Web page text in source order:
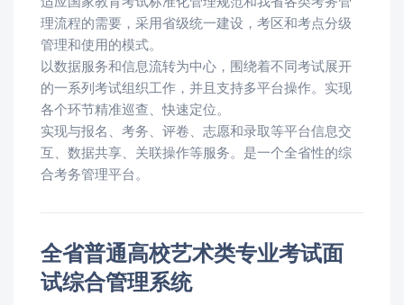
理流程的需要，采用省级统一建设，考区和考点分级
管理和使用的模式。
以数据服务和信息流转为中心，围绕着不同考试展开
的一系列考试组织工作，并且支持多平台操作。实现
各个环节精准巡查、快速定位。
实现与报名、考务、评卷、志愿和录取等平台信息交
互、数据共享、关联操作等服务。是一个全省性的综
合考务管理平台。
全省普通高校艺术类专业考试面
试综合管理系统